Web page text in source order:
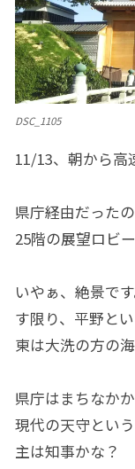
DSC_1105
11/13、朝から高
県庁経由だった
25階の展望ロビ
いやぁ、絶景で
す限り、平野とい
東は大洗の方の
県庁はまちなか
現代の天守という
主は知事かな？